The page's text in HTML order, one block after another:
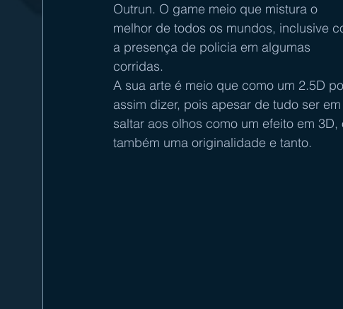
Outrun. O game meio que mistura o
melhor de todos os mundos, inclusive
a presença de policia em algumas
corridas.
A sua arte é meio que como um 2.5D
assim dizer, pois apesar de tudo ser
saltar aos olhos como um efeito em
também uma originalidade e tanto.